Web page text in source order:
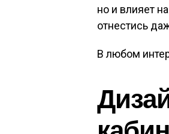
но и влияет
отнестись
В любом